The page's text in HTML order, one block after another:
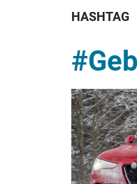
HASHTAG